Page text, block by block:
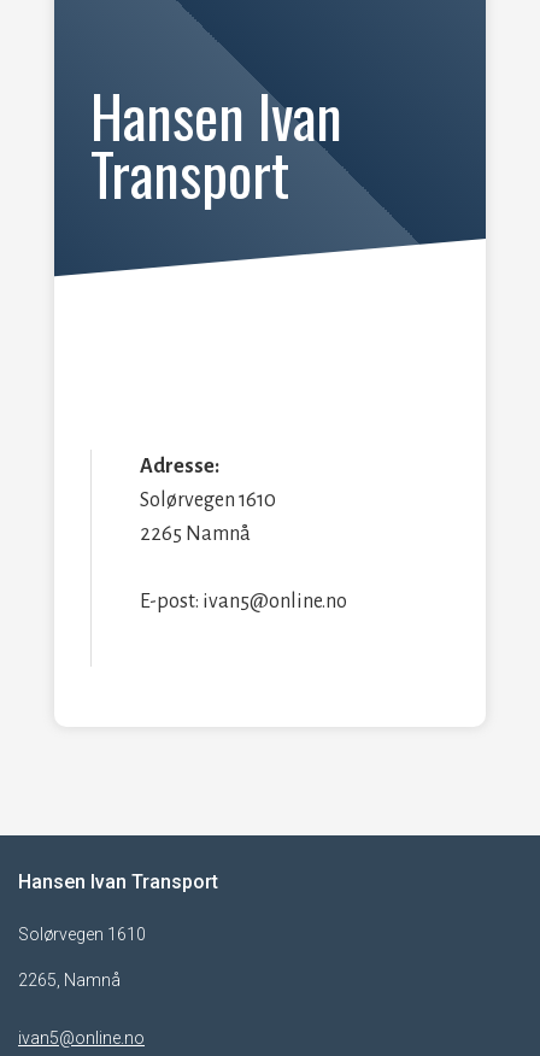
Hansen Ivan
Transport
Adresse:
Solørvegen 1610
2265 Namnå
E-post: ivan5@online.no
Hansen Ivan Transport
Solørvegen 1610
2265, Namnå
ivan5@online.no